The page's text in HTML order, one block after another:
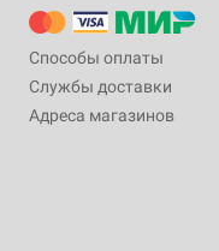
Способы оплаты
Службы доставки
Адреса магазинов